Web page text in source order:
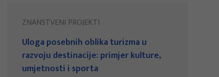
ZNANSTVENI PROJEKTI
Uloga posebnih oblika turizma u
razvoju destinacije: primjer kulture,
umjetnosti i sporta